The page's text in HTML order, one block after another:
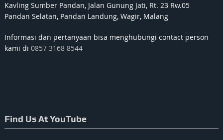
Kavling Sumber Pandan, Jalan Gunung Jati, Rt. 23 Rw.05
Pandan Selatan, Pandan Landung, Wagir, Malang
Informasi dan pertanyaan bisa menghubungi contact person
kami di 0857 3168 8544
Find Us At YouTube